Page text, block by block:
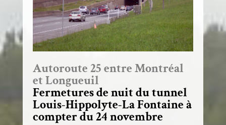
Autoroute 25 entre Montréal
et Longueuil
Fermetures de nuit du tunnel
Louis-Hippolyte-La Fontaine à
compter du 24 novembre